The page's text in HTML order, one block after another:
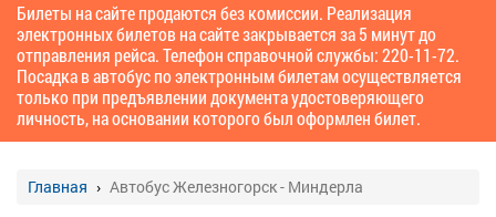
Билеты на сайте продаются без комиссии. Реализация
электронных билетов на сайте закрывается за 5 минут до
отправления рейса. Телефон справочной службы: 220-11-72.
Посадка в автобус по электронным билетам осуществляется
только при предъявлении документа удостоверяющего
личность, на основании которого был оформлен билет.
Главная Автобус Железногорск - Миндерла